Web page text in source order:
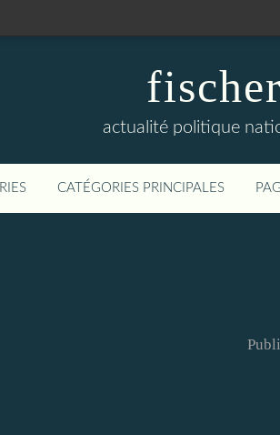
actualité politique
CATÉGORIES PRINCIPALES